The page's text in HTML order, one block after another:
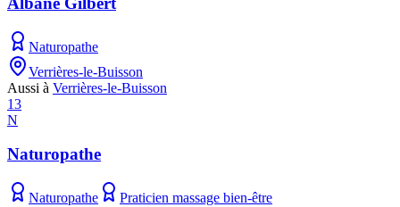
Naturopathe
Verrières-le-Buisson
Aussi à Verrières-le-Buisson
13
N
Naturopathe
Naturopathe
Praticien massage bien-être